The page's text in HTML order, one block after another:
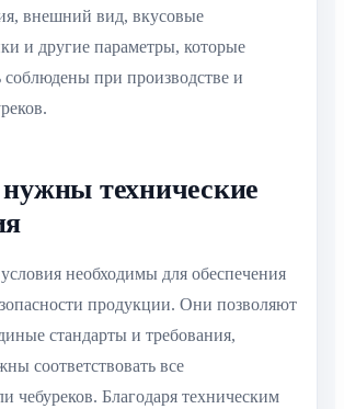
внешний вид, вкусовые
и другие параметры, которые
при производстве и
технические
необходимы для обеспечения
продукции. Они позволяют
стандарты и требования,
соответствовать все
чебуреков. Благодаря техническим